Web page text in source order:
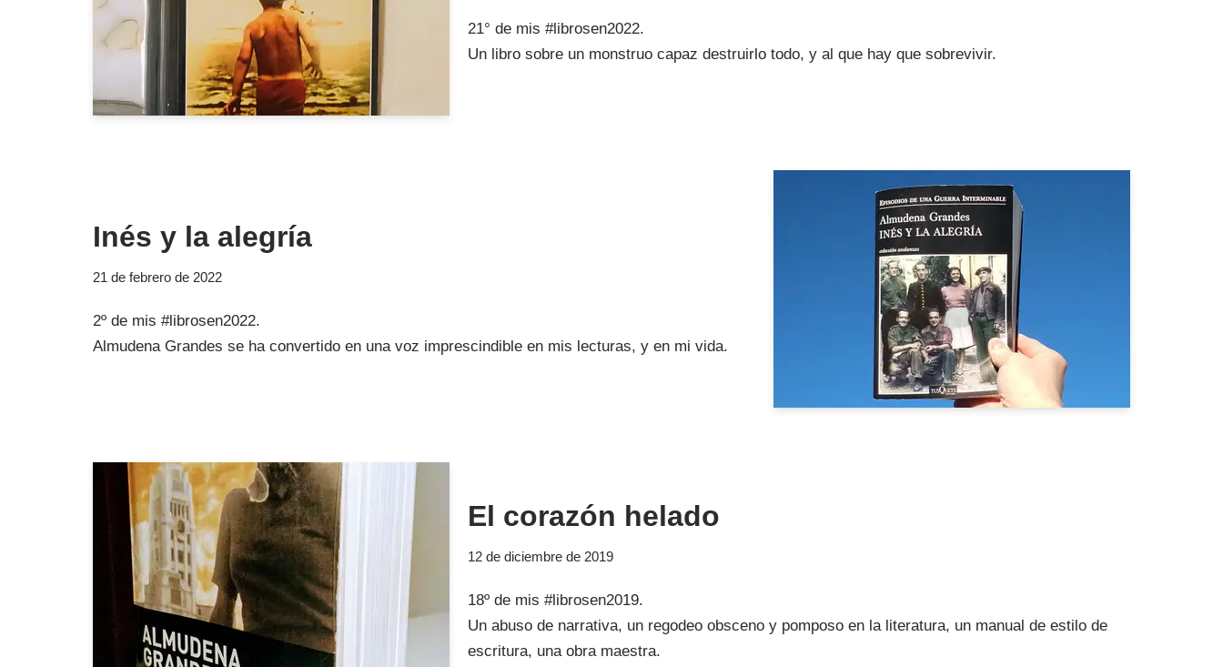
21° de mis #librosen2022.
Un libro sobre un monstruo capaz destruirlo todo, y al que hay que sobrevivir.
Inés y la alegría
21 de febrero de 2022
2º de mis #librosen2022.
Almudena Grandes se ha convertido en una voz imprescindible en mis lecturas, y en mi vida.
El corazón helado
12 de diciembre de 2019
18º de mis #librosen2019.
Un abuso de narrativa, un regodeo obsceno y pomposo en la literatura, un manual de estilo de
escritura, una obra maestra.